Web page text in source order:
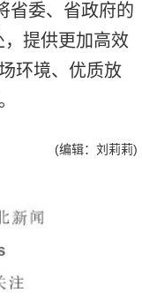
省委、省政府的
提供更加高效
环境、优质放
(编辑：刘莉莉)